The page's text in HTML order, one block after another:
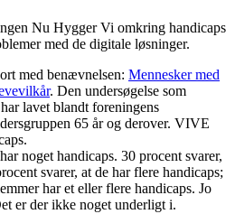
Nu Hygger Vi omkring handicaps
med de digitale løsninger.
med benævnelsen: Mennesker med
. Den undersøgelse som
lavet blandt foreningens
65 år og derover. VIVE
noget handicaps. 30 procent svarer,
svarer, at de har flere handicaps;
har et eller flere handicaps. Jo
er der ikke noget underligt i.